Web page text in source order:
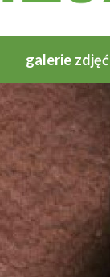
galerie zdjęć